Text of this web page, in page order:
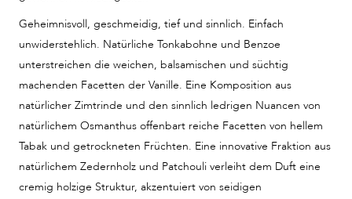
Geheimnisvoll, geschmeidig, tief und sinnlich. Einfach
unwiderstehlich. Natürliche Tonkabohne und Benzoe
unterstreichen die weichen, balsamischen und süchtig
machenden Facetten der Vanille. Eine Komposition aus
natürlicher Zimtrinde und den sinnlich ledrigen Nuancen von
natürlichem Osmanthus offenbart reiche Facetten von hellem
Tabak und getrockneten Früchten. Eine innovative Fraktion aus
natürlichem Zedernholz und Patchouli verleiht dem Duft eine
cremig holzige Struktur, akzentuiert von seidigen